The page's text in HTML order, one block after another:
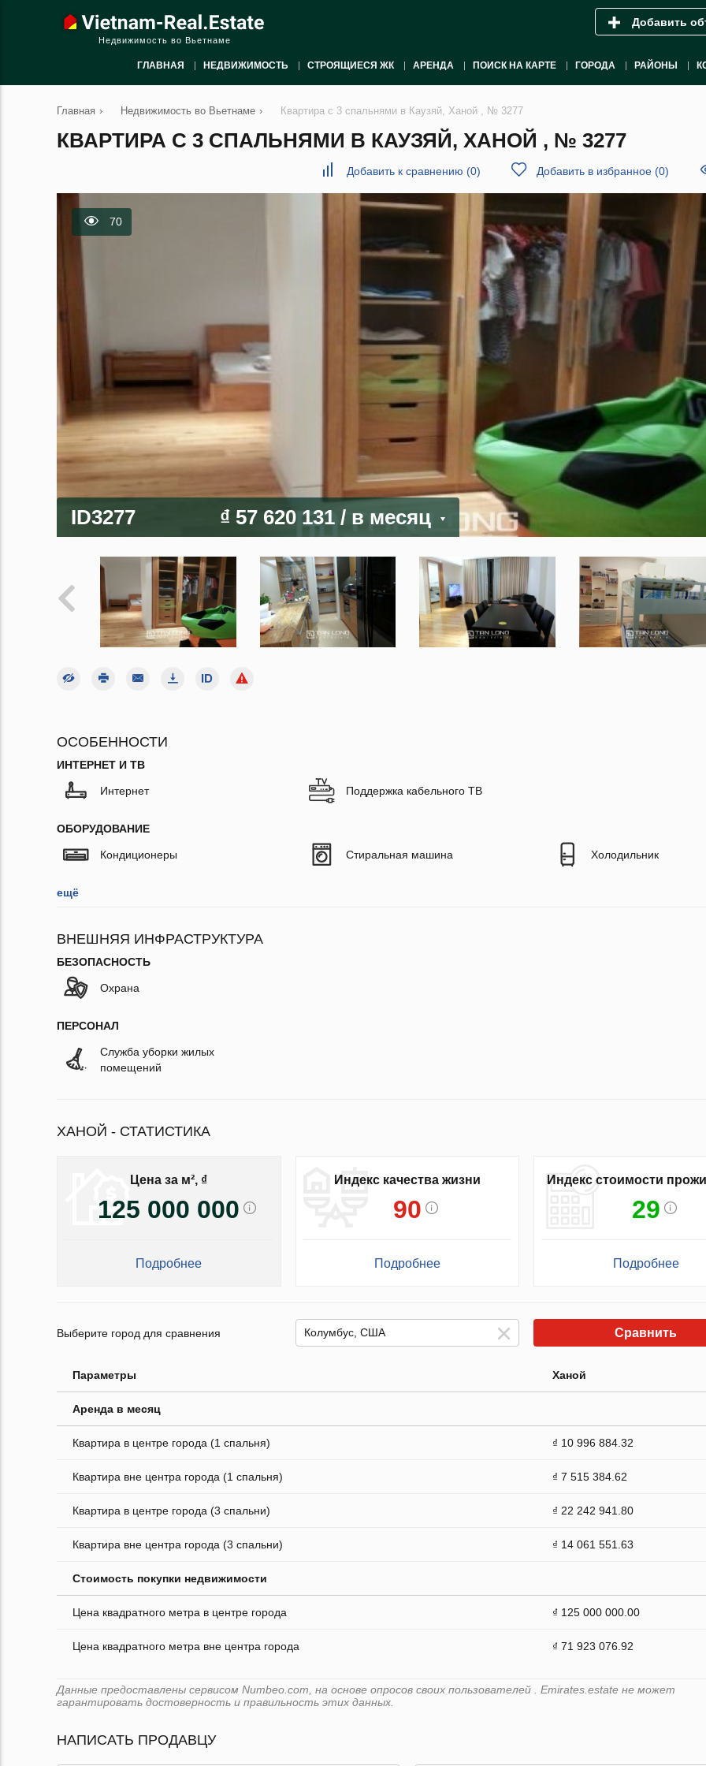
Недвижимость во Вьетнаме
Добавить
ГЛАВНАЯ НЕДВИЖИМОСТЬ СТРОЯЩИЕСЯ ЖК АРЕНДА ПОИСК НА КАРТЕ ГОРОДА РАЙОНЫ
Главная › Недвижимость во Вьетнаме › Квартира с 3 спальнями в Каузяй, Ханой , № 3277
КВАРТИРА С 3 СПАЛЬНЯМИ В КАУЗЯЙ, ХАНОЙ , № 3277
Добавить к сравнению (0) Добавить в избранное (0)
70
ID3277 ₫ 57 620 131 / в месяц
ОСОБЕННОСТИ
ИНТЕРНЕТ И ТВ
Интернет Поддержка кабельного ТВ
ОБОРУДОВАНИЕ
Кондиционеры Стиральная машина Холодильник
ещё
ВНЕШНЯЯ ИНФРАСТРУКТУРА
БЕЗОПАСНОСТЬ
Охрана
ПЕРСОНАЛ
Служба уборки жилых
помещений
ХАНОЙ - СТАТИСТИКА
Цена за м², ₫
125 000 000
Подробнее
Индекс качества жизни
90
Подробнее
Индекс стоимости
29
Подробнее
Выберите город для сравнения Сравнить
Параметры Ханой
Аренда в месяц
Квартира в центре города (1 спальня) ₫ 10 996 884.32
Квартира вне центра города (1 спальня) ₫ 7 515 384.62
Квартира в центре города (3 спальни) ₫ 22 242 941.80
Квартира вне центра города (3 спальни) ₫ 14 061 551.63
Стоимость покупки недвижимости
Цена квадратного метра в центре города ₫ 125 000 000.00
Цена квадратного метра вне центра города ₫ 71 923 076.92
Данные предоставлены сервисом Numbeo.com, на основе опросов своих пользователей . Emirates.estate не может
гарантировать достоверность и правильность этих данных.
НАПИСАТЬ ПРОДАВЦУ